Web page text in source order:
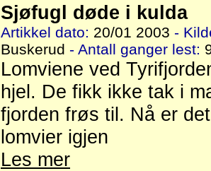
Sjøfugl døde i kulda
Artikkel dato: 20/01 2003 -
Buskerud - Antall ganger lest:
Lomviene ved
hjel. De fikk ikke tak i
fjorden frøs til. Nå er
lomvier igjen
Les mer